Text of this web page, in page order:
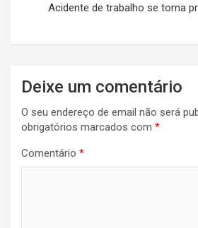
Acidente de trabalho se torna
Deixe um comentário
O seu endereço de email não será
obrigatórios marcados com *
Comentário *